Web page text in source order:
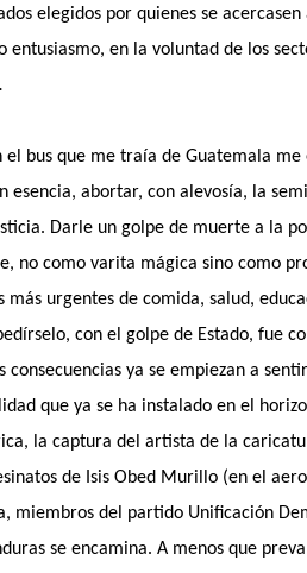
elegidos por quienes se
entusiasmo, en la voluntad de los
el bus que me traía de Guatemala
esencia, abortar, con alevosía, la
Darle un golpe de muerte a la
no como varita mágica sino como
más urgentes de comida, salud,
con el golpe de Estado, fue
consecuencias ya se empiezan a
que ya se ha instalado en el
la captura del artista de la
de Isis Obed Murillo (en el
miembros del partido Unificación
se encamina. A menos que